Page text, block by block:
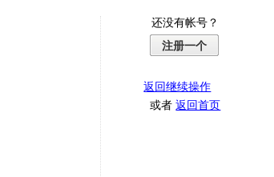
还没有帐号？
注册一个
返回继续操作
或者返回首页